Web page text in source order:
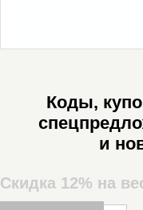
Коды,
и
Скидка 12% на